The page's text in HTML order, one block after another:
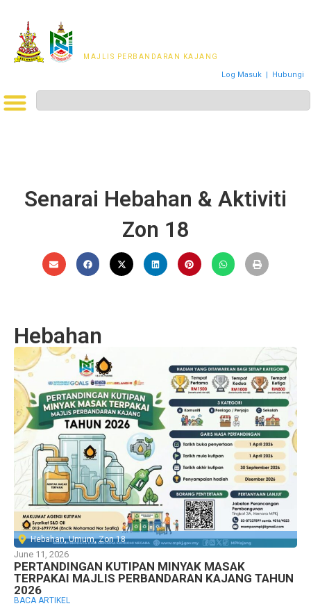
MAJLIS PERBANDARAN KAJANG
Log Masuk | Hubungi
Senarai Hebahan & Aktiviti
Zon 18
Hebahan
Hebahan,Umum,Zon 18
June 11, 2026
PERTANDINGAN KUTIPAN MINYAK MASAK
TERPAKAI MAJLIS PERBANDARAN KAJANG TAHUN
2026
BACA ARTIKEL